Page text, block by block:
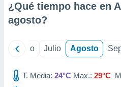
¿Qué tiempo hace en
agosto?
Junio Julio Agosto
T. Media: 24°C Max.: 29°C